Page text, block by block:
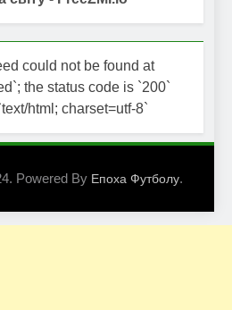
could not be found at
the status code is `200`
html; charset=utf-8`
Powered By Епоха Футболу.